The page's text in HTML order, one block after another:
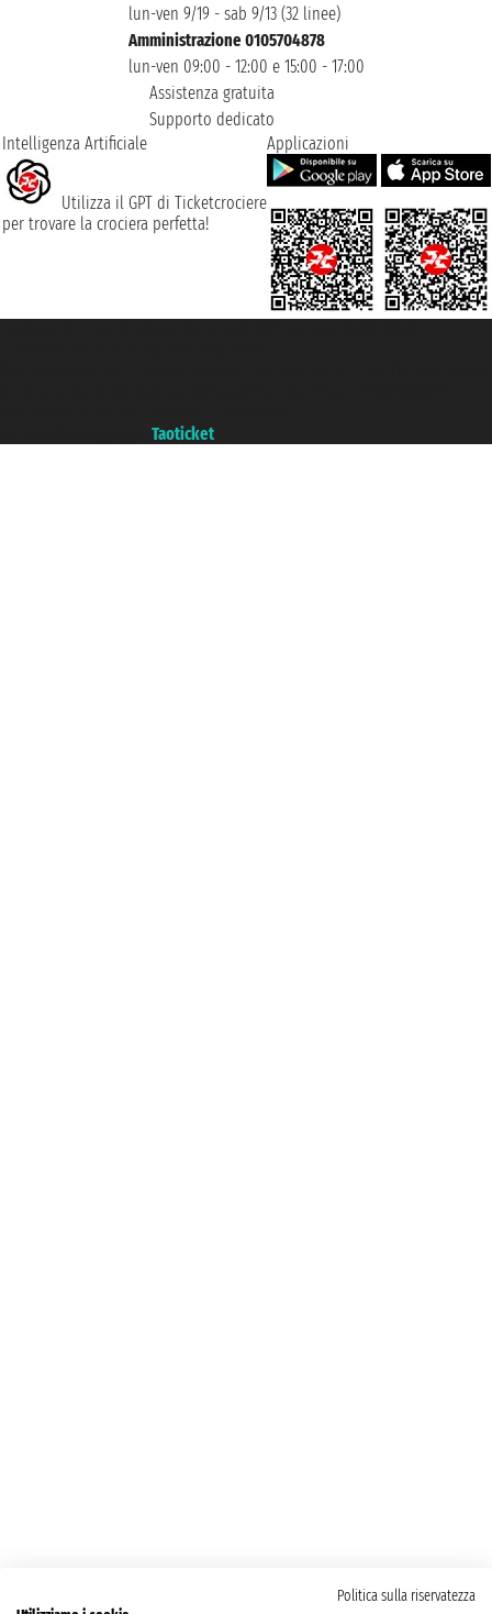
lun-ven 9/19 - sab 9/13 (32 linee)
Amministrazione 0105704878
lun-ven 09:00 - 12:00 e 15:00 - 17:00
Assistenza gratuita
Supporto dedicato
Intelligenza Artificiale
Utilizza il GPT di Ticketcrociere
per trovare la crociera perfetta!
Applicazioni
Taoticket
Politica sulla riservatezza